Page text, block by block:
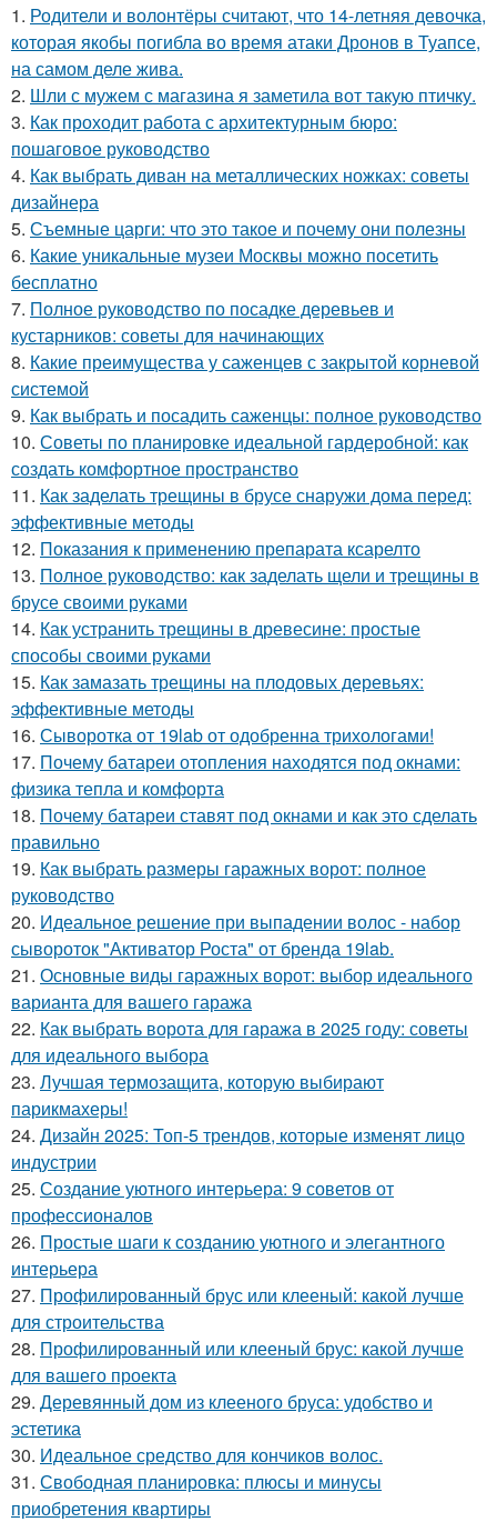
1. Родители и волонтёры считают, что 14-летняя девочка,
которая якобы погибла во время атаки Дронов в Туапсе,
на самом деле жива.
2. Шли с мужем с магазина я заметила вот такую птичку.
3. Как проходит работа с архитектурным бюро:
пошаговое руководство
4. Как выбрать диван на металлических ножках: советы
дизайнера
5. Съемные царги: что это такое и почему они полезны
6. Какие уникальные музеи Москвы можно посетить
бесплатно
7. Полное руководство по посадке деревьев и
кустарников: советы для начинающих
8. Какие преимущества у саженцев с закрытой корневой
системой
9. Как выбрать и посадить саженцы: полное руководство
10. Советы по планировке идеальной гардеробной: как
создать комфортное пространство
11. Как заделать трещины в брусе снаружи дома перед:
эффективные методы
12. Показания к применению препарата ксарелто
13. Полное руководство: как заделать щели и трещины в
брусе своими руками
14. Как устранить трещины в древесине: простые
способы своими руками
15. Как замазать трещины на плодовых деревьях:
эффективные методы
16. Сыворотка от 19lab от одобренна трихологами!
17. Почему батареи отопления находятся под окнами:
физика тепла и комфорта
18. Почему батареи ставят под окнами и как это сделать
правильно
19. Как выбрать размеры гаражных ворот: полное
руководство
20. Идеальное решение при выпадении волос - набор
сывороток "Активатор Роста" от бренда 19lab.
21. Основные виды гаражных ворот: выбор идеального
варианта для вашего гаража
22. Как выбрать ворота для гаража в 2025 году: советы
для идеального выбора
23. Лучшая термозащита, которую выбирают
парикмахеры!
24. Дизайн 2025: Топ-5 трендов, которые изменят лицо
индустрии
25. Создание уютного интерьера: 9 советов от
профессионалов
26. Простые шаги к созданию уютного и элегантного
интерьера
27. Профилированный брус или клееный: какой лучше
для строительства
28. Профилированный или клееный брус: какой лучше
для вашего проекта
29. Деревянный дом из клееного бруса: удобство и
эстетика
30. Идеальное средство для кончиков волос.
31. Свободная планировка: плюсы и минусы
приобретения квартиры